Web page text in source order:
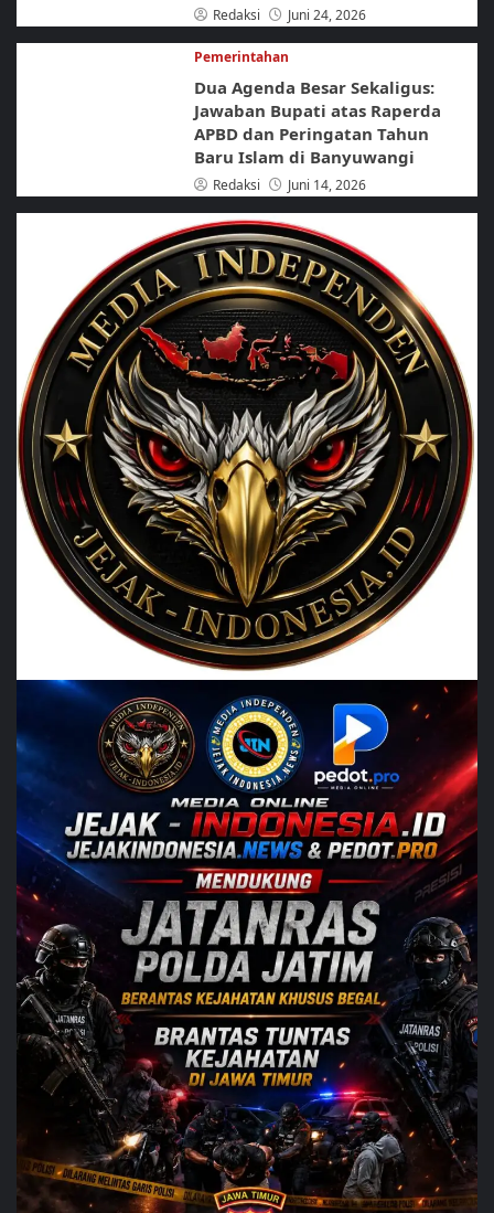
Redaksi Juni 24, 2026
Pemerintahan
Dua Agenda Besar Sekaligus:
Jawaban Bupati atas Raperda
APBD dan Peringatan Tahun
Baru Islam di Banyuwangi
Redaksi Juni 14, 2026